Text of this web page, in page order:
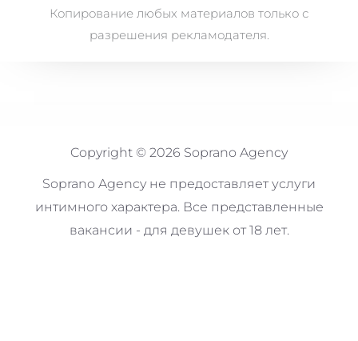
Копирование любых материалов только с
разрешения рекламодателя.
Copyright © 2026 Soprano Agency
Soprano Agency не предоставляет услуги
интимного характера. Все представленные
вакансии - для девушек от 18 лет.